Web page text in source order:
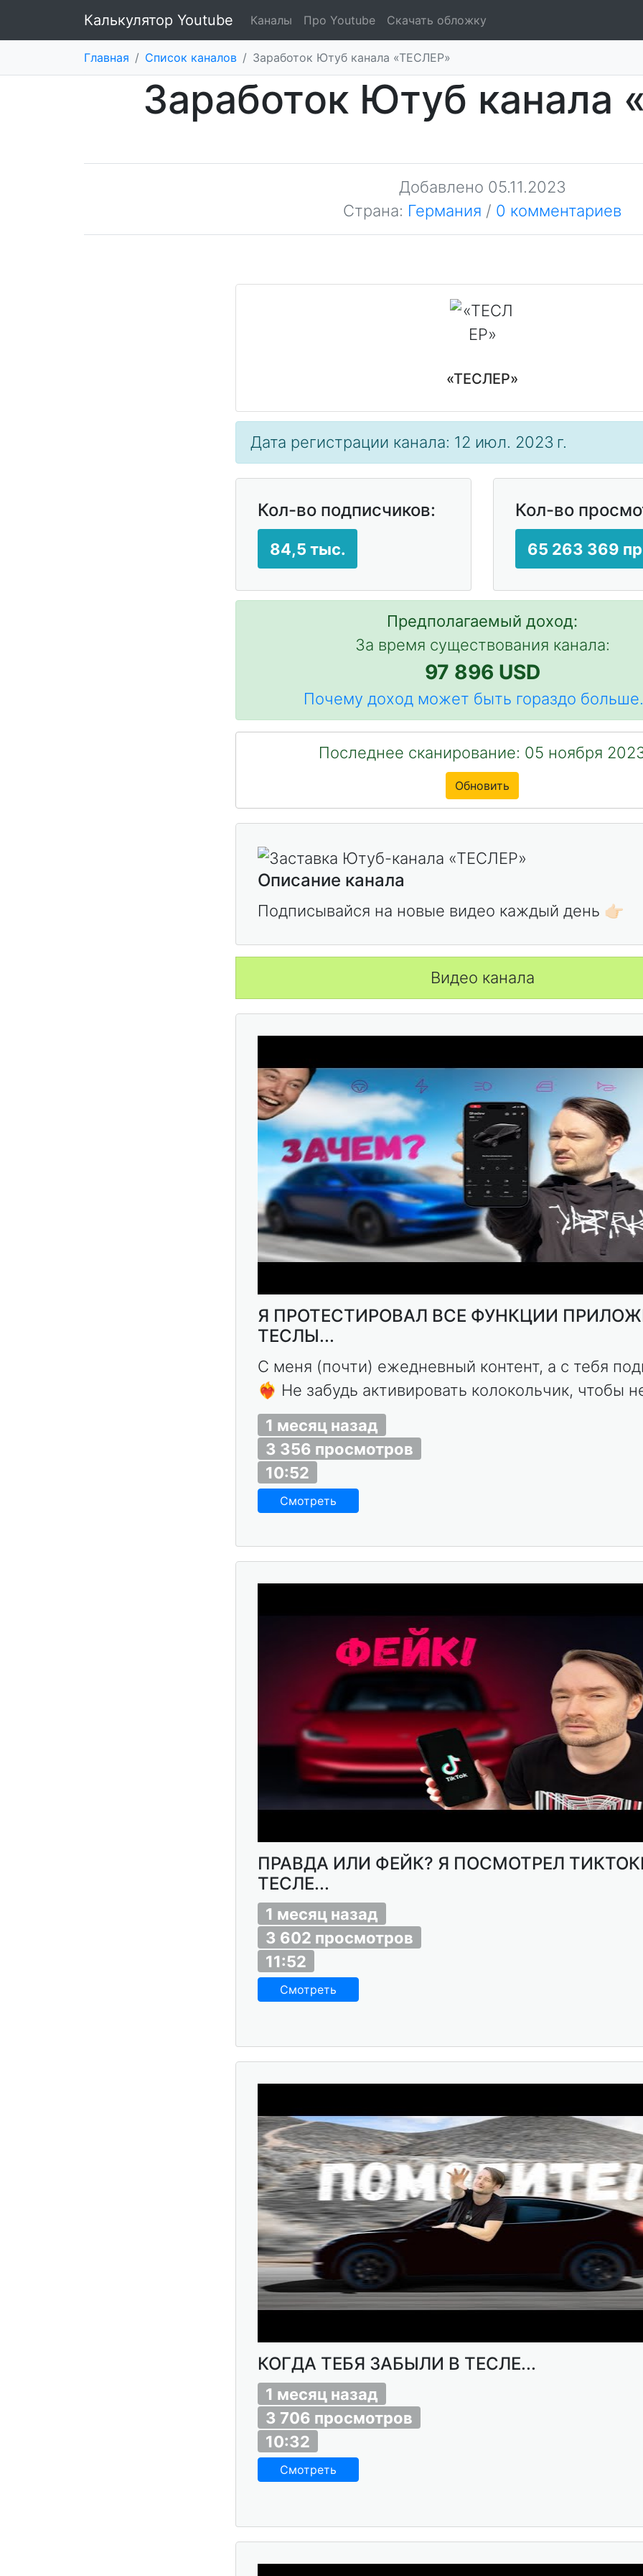
Калькулятор Youtube Каналы Про Youtube Скачать обложку
Главная / Список каналов / Заработок Ютуб канала «ТЕСЛЕР»
Заработок Ютуб канала
Добавлено 05.11.2023
Страна: Германия / 0 комментариев
«ТЕСЛЕР»
Дата регистрации канала: 12 июл. 2023 г.
Кол-во подписчиков:
84,5 тыс.
Кол-во
65 263 369
Предполагаемый доход:
За время существования канала:
97 896 USD
Почему доход может быть гораздо
Последнее сканирование: 05 ноября
Обновить
Описание канала
Подписывайся на новые видео каждый день 👉🏻
Видео канала
Я ПРОТЕСТИРОВАЛ ВСЕ ФУНКЦИИ
ТЕСЛЫ...
С меня (почти) ежедневный контент, а с тебя
❤️‍🔥 Не забудь активировать колокольчик, чтобы
1 месяц назад
3 356 просмотров
10:52
Смотреть
ПРАВДА ИЛИ ФЕЙК? Я ПОСМОТРЕЛ
ТЕСЛЕ...
1 месяц назад
3 602 просмотров
11:52
Смотреть
КОГДА ТЕБЯ ЗАБЫЛИ В ТЕСЛЕ...
1 месяц назад
3 706 просмотров
10:32
Смотреть